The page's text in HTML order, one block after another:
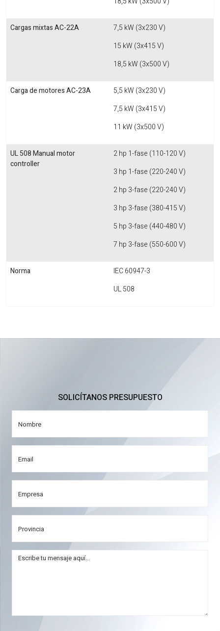
Cargas mixtas AC-22A
7,5 kW (3x230 V)
15 kW (3x415 V)
18,5 kW (3x500 V)
Carga de motores AC-23A
5,5 kW (3x230 V)
7,5 kW (3x415 V)
11 kW (3x500 V)
UL 508 Manual motor
controller
2 hp 1-fase (110-120 V)
3 hp 1-fase (220-240 V)
2 hp 3-fase (220-240 V)
3 hp 3-fase (380-415 V)
5 hp 3-fase (440-480 V)
7 hp 3-fase (550-600 V)
Norma
IEC 60947-3
UL 508
SOLICÍTANOS PRESUPUESTO